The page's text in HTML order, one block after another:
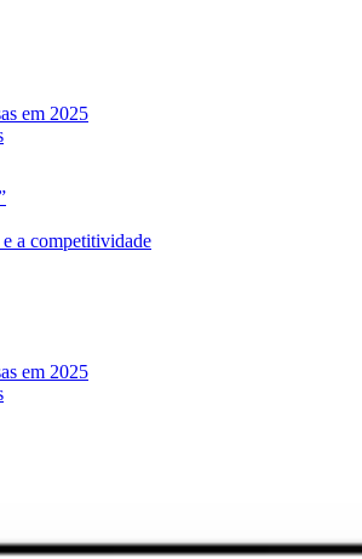
em 2025
a competitividade
em 2025